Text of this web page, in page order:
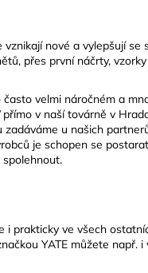
nové a vylepšují se
přes první náčrty,
velmi náročném a
v naší továrně v
u našich
je schopen se
prakticky ve všech
YATE můžete např. i